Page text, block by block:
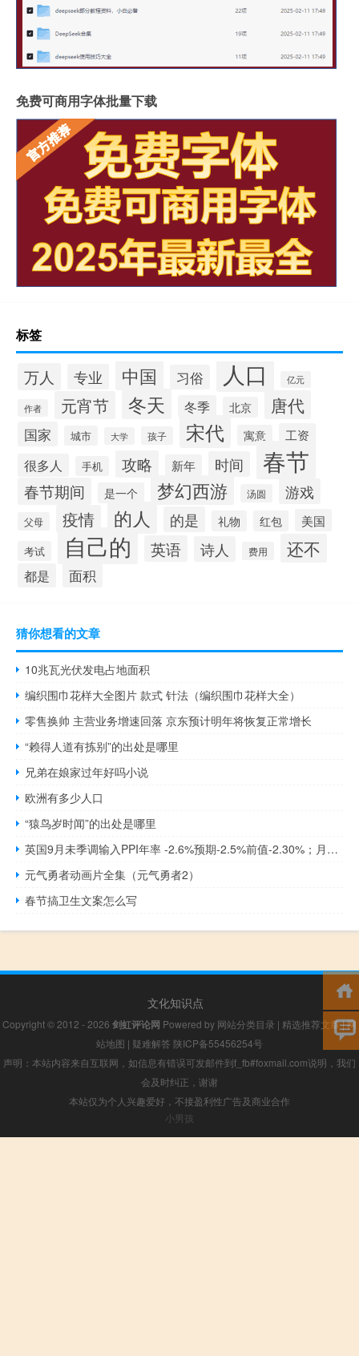
免费可商用字体批量下载
标签
万人 专业 中国 习俗 人口 亿元
作者 元宵节 冬天 冬季 北京 唐代
国家 城市 大学 孩子 宋代 寓意 工资
很多人 手机 攻略 新年 时间 春节
春节期间 是一个 梦幻西游 汤圆 游戏
父母 疫情 的人 的是 礼物 红包 美国
考试 自己的 英语 诗人 费用 还不
都是 面积
猜你想看的文章
10兆瓦光伏发电占地面积
编织围巾花样大全图片 款式 针法（编织围巾花样大全）
零售换帅 主营业务增速回落 京东预计明年将恢复正常增长
“赖得人道有拣别”的出处是哪里
兄弟在娘家过年好吗小说
欧洲有多少人口
“猿鸟岁时闻”的出处是哪里
英国9月未季调输入PPI年率 -2.6%预期-2.5%前值-2.30%；月率 0.4%预期0.9%前值0.40%
元气勇者动画片全集（元气勇者2）
春节搞卫生文案怎么写
文化知识点
Copyright © 2012 - 2026 剑虹评论网 Powered by 网站分类目录 | 精选推荐文章|网
站地图 | 疑难解答 陕ICP备55456254号
声明：本站内容来自互联网，如信息有错误可发邮件到f_fb#foxmail.com说明，我们
会及时纠正，谢谢
本站仅为个人兴趣爱好，不接盈利性广告及商业合作
小男孩